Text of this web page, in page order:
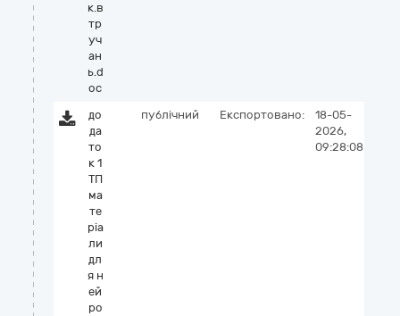
к.в
тр
уч
ан
ь.d
oc
до
да
то
к 1
ТП
ма
те
ріа
ли
дл
я н
ей
ро
публічний Експортовано:
18-05-
2026,
09:28:08